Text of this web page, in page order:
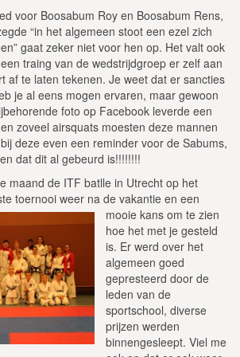
voor Boosabum Roy en Boosabum Rens,
“in het algemeen stoot een ezel zich
gaat zeker niet voor hen op. Het valt ook
traing van de wedstrijdgroep er zelf aan
af te laten tekenen. Je weet dat er sancties
je al eens mogen ervaren, maar gewoon
foto op Facebook leverde een
zoveel airsquats moesten deze mannen
deze even een reminder voor de Sabums,
dat dit al gebeurd is!!!!!!!!
maand de ITF batlle in Utrecht op het
toernooi weer na de vakantie en een
mooie kans om te zien
hoe het met je gesteld
is. Er werd over het
algemeen goed
gepresteerd door de
leden van de
sportschool, diverse
prijzen werden
binnengesleept. Viel me